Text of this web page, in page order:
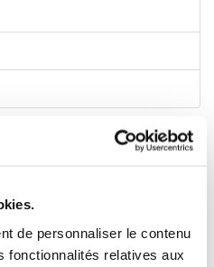
de personnaliser le contenu
fonctionnalités relatives aux